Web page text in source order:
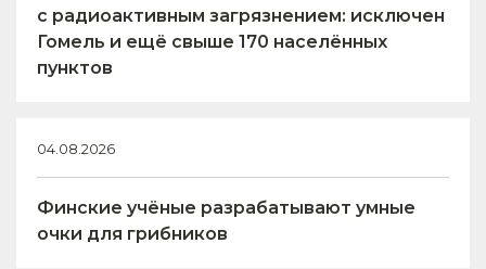
с радиоактивным загрязнением: исключен
Гомель и ещё свыше 170 населённых
пунктов
04.08.2026
Финские учёные разрабатывают умные
очки для грибников